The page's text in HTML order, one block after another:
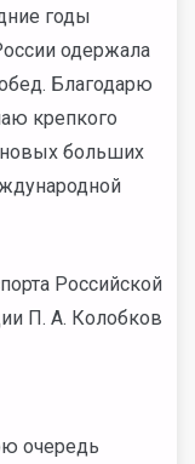
годы
одержала
Благодарю
крепкого
больших
Российской
П. А. Колобков
очередь